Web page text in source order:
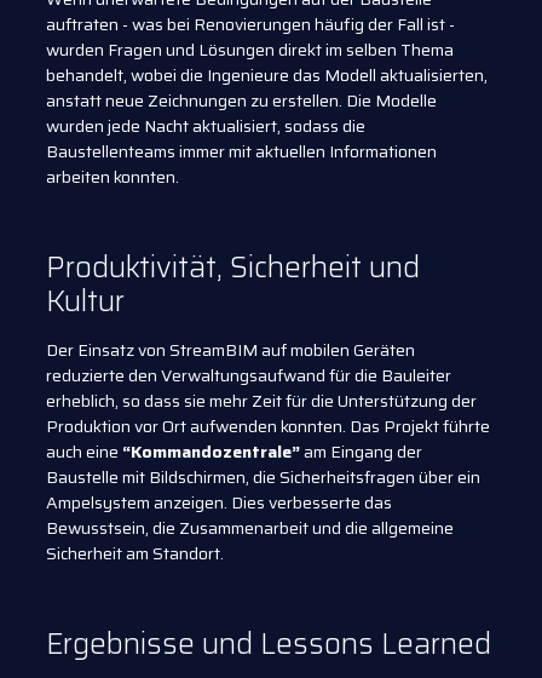
auftraten - was bei Renovierungen häufig der Fall ist -
wurden Fragen und Lösungen direkt im selben Thema
behandelt, wobei die Ingenieure das Modell aktualisierten,
anstatt neue Zeichnungen zu erstellen. Die Modelle
wurden jede Nacht aktualisiert, sodass die
Baustellenteams immer mit aktuellen Informationen
arbeiten konnten.
Produktivität, Sicherheit und
Kultur
Der Einsatz von StreamBIM auf mobilen Geräten
reduzierte den Verwaltungsaufwand für die Bauleiter
erheblich, so dass sie mehr Zeit für die Unterstützung der
Produktion vor Ort aufwenden konnten. Das Projekt führte
auch eine “Kommandozentrale”am Eingang der
Baustelle mit Bildschirmen, die Sicherheitsfragen über ein
Ampelsystem anzeigen. Dies verbesserte das
Bewusstsein, die Zusammenarbeit und die allgemeine
Sicherheit am Standort.
Ergebnisse und Lessons Learned